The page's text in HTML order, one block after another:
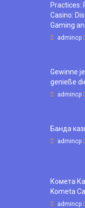
Practices:
Casino:
Gaming
admincp
Gewinne
genieße
admincp
Банда
admincp
Комета
Kometa
admincp